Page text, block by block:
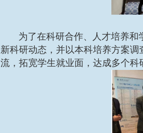
为了在科研合作、人才培养
新科研动态，并以本科培养方案
流，拓宽学生就业面，达成多个科